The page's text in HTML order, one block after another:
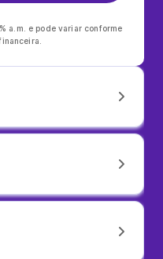
a.m. e pode variar conforme